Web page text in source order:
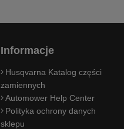
Informacje
Husqvarna Katalog części
zamiennych
Automower Help Center
Polityka ochrony danych
sklepu